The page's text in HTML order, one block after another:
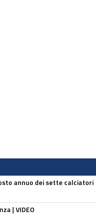
annuo dei sette calciatori
| VIDEO